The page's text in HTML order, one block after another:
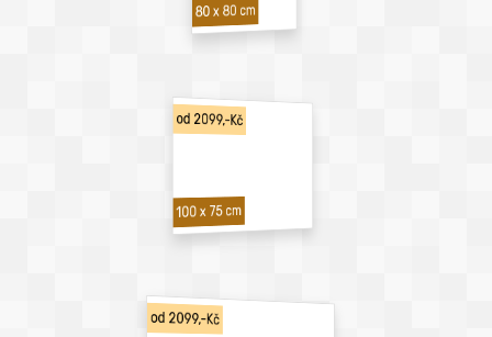
80 x 80 cm
od 2099,-Kč
100 x 75 cm
od 2099,-Kč